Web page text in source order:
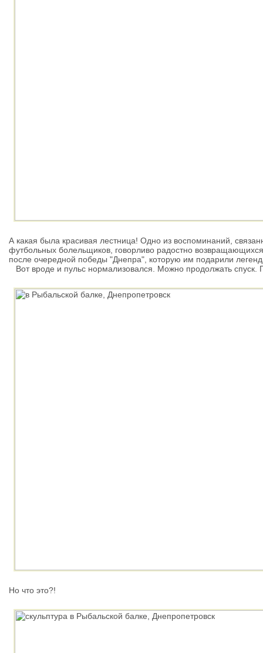
А какая была красивая лестница! Одно из воспоминаний,
футбольных болельщиков, говорливо радостно
после очередной победы "Днепра", которую им подарили
Вот вроде и пульс нормализовался. Можно продолжать спуск.
Но что это?!